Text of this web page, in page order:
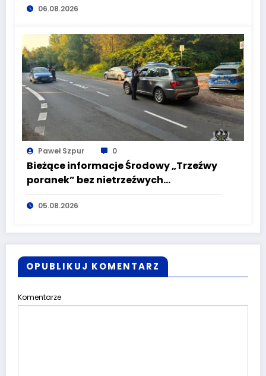
06.08.2026
Paweł Szpur 0
Bieżące informacje Środowy „Trzeźwy
poranek” bez nietrzeźwych
kierujących! To cieszy!
05.08.2026
OPUBLIKUJ KOMENTARZ
Komentarze